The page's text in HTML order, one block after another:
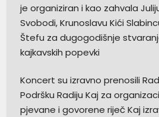
je organiziran i kao zahvala
Svobodi, Krunoslavu Kići
Štefu za dugogodišnje
kajkavskih popevki
Koncert su izravno prenosili
Podršku Radiju Kaj za
pjevane i govorene riječ Kaj